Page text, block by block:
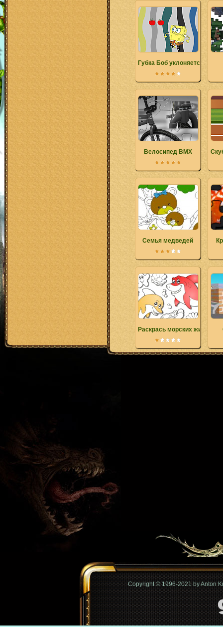
Губка Боб уклоняется от
Велосипед BMX
Семья медведей
Раскрась морских жителей
Copyright © 1996-2021 by Anton